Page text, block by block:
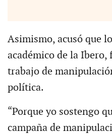
Asimismo, acusó que
académico de la Ibero,
trabajo de
política.
“Porque yo sostengo
campaña de